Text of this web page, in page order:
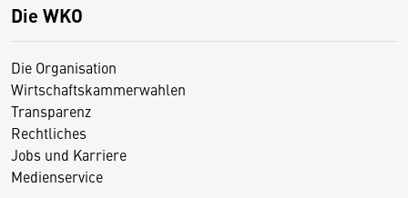
Die WKO
Die Organisation
Wirtschaftskammerwahlen
Transparenz
Rechtliches
Jobs und Karriere
Medienservice